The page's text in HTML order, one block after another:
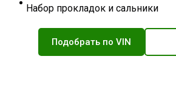
Набор прокладок и сальники
Подобрать по VIN